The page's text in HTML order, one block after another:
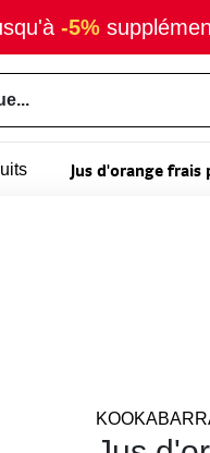
-5%
Jus d'orange frais